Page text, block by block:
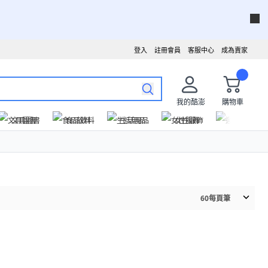
成為賣家
客服中心
註冊會員
登入
我的酷澎
購物車
文具圖書
食品飲料 生活用品 女性服飾
60每頁筆